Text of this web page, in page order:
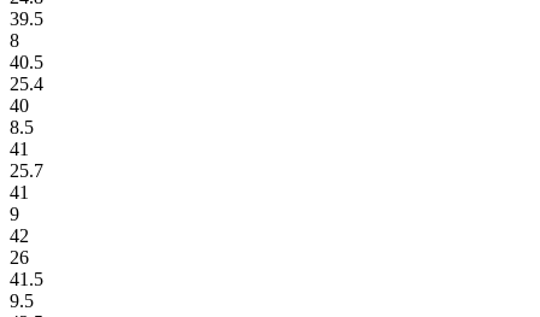
39.5
8
40.5
25.4
40
8.5
41
25.7
41
9
42
26
41.5
9.5